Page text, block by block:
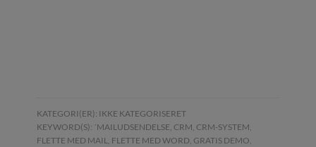
KATEGORI(ER): IKKE KATEGORISERET
KEYWORD(S): ´MAILUDSENDELSE, CRM, CRM-SYSTEM,
FLETTE MED MAIL, FLETTE MED WORD, GRATIS DEMO,